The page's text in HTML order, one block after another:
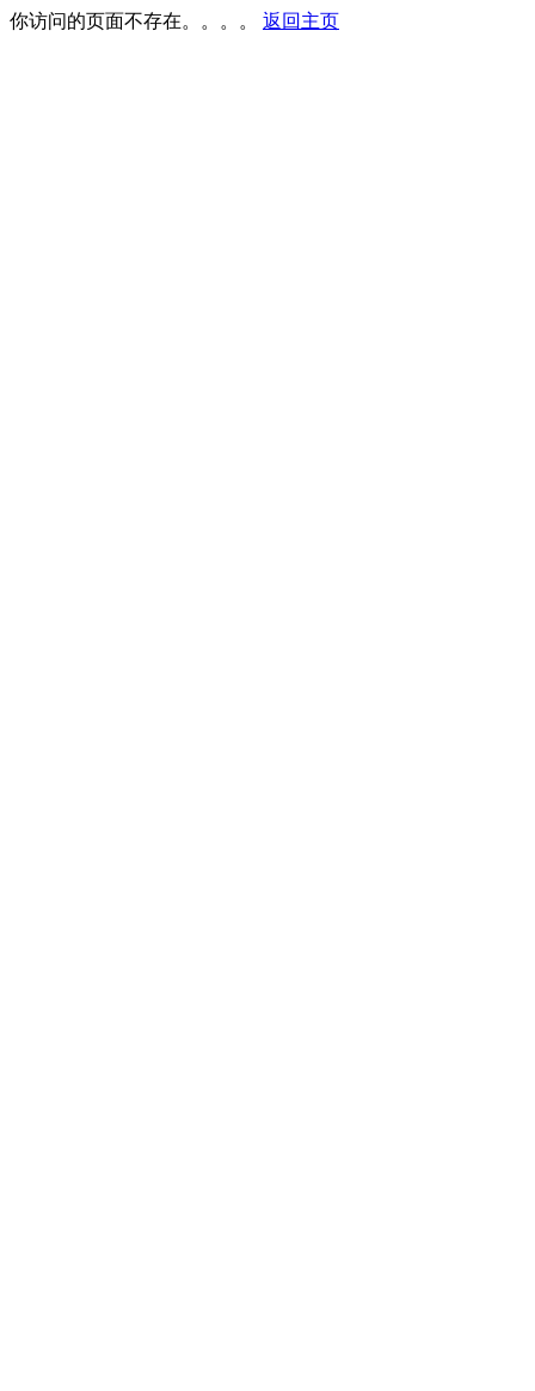
你访问的页面不存在。。。。 返回主页